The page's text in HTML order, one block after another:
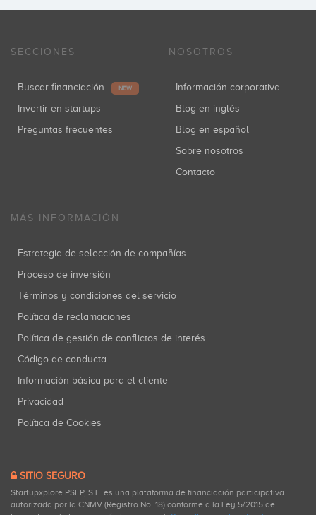
SECCIONES
Buscar financiación NEW
Invertir en startups
Preguntas frecuentes
NOSOTROS
Información corporativa
Blog en inglés
Blog en español
Sobre nosotros
Contacto
MÁS INFORMACIÓN
Estrategia de selección de compañías
Proceso de inversión
Términos y condiciones del servicio
Política de reclamaciones
Política de gestión de conflictos de interés
Código de conducta
Información básica para el cliente
Privacidad
Política de Cookies
SITIO SEGURO
Startupxplore PSFP, S.L. es una plataforma de financiación participativa
autorizada por la CNMV (Registro No. 18) conforme a la Ley 5/2015 de